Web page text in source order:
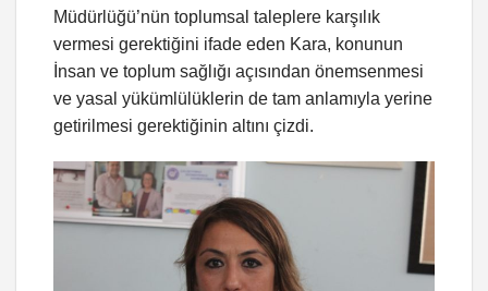
Müdürlüğü’nün toplumsal taleplere karşılık
vermesi gerektiğini ifade eden Kara, konunun
İnsan ve toplum sağlığı açısından önemsenmesi
ve yasal yükümlülüklerin de tam anlamıyla yerine
getirilmesi gerektiğinin altını çizdi.